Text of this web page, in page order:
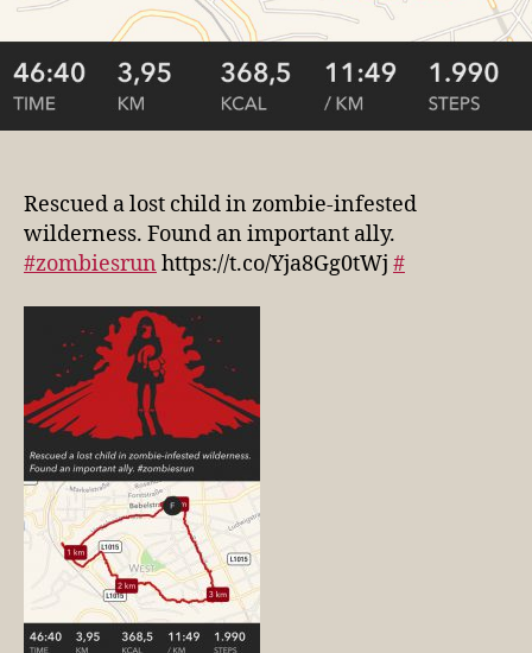
Rescued a lost child in zombie-infested
wilderness. Found an important ally.
#zombiesrun https://t.co/Yja8Gg0tWj #